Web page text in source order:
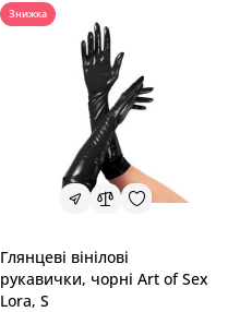
Знижка
Глянцеві вінілові
рукавички, чорні Art of Sex
Lora, S